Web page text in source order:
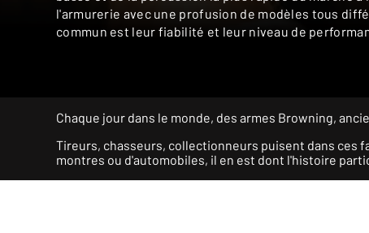
l'armurerie avec une profusion de modèles tous
commun est leur fiabilité et leur niveau de
Chaque jour dans le monde, des armes Browning,
Tireurs, chasseurs, collectionneurs puisent dans ces
montres ou d'automobiles, il en est dont l'histoire